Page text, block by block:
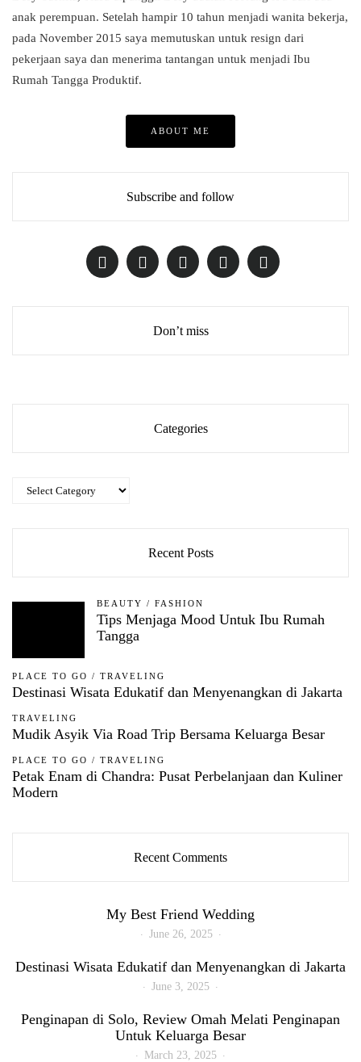
anak perempuan. Setelah hampir 10 tahun menjadi wanita bekerja,
pada November 2015 saya memutuskan untuk resign dari
pekerjaan saya dan menerima tantangan untuk menjadi Ibu
Rumah Tangga Produktif.
ABOUT ME
Subscribe and follow
Don’t miss
Categories
Categories
Recent Posts
BEAUTY / FASHION
Tips Menjaga Mood Untuk Ibu Rumah
Tangga
PLACE TO GO / TRAVELING
Destinasi Wisata Edukatif dan Menyenangkan di Jakarta
TRAVELING
Mudik Asyik Via Road Trip Bersama Keluarga Besar
PLACE TO GO / TRAVELING
Petak Enam di Chandra: Pusat Perbelanjaan dan Kuliner
Modern
Recent Comments
My Best Friend Wedding
June 26, 2025
Destinasi Wisata Edukatif dan Menyenangkan di Jakarta
June 3, 2025
Penginapan di Solo, Review Omah Melati Penginapan
Untuk Keluarga Besar
March 23, 2025